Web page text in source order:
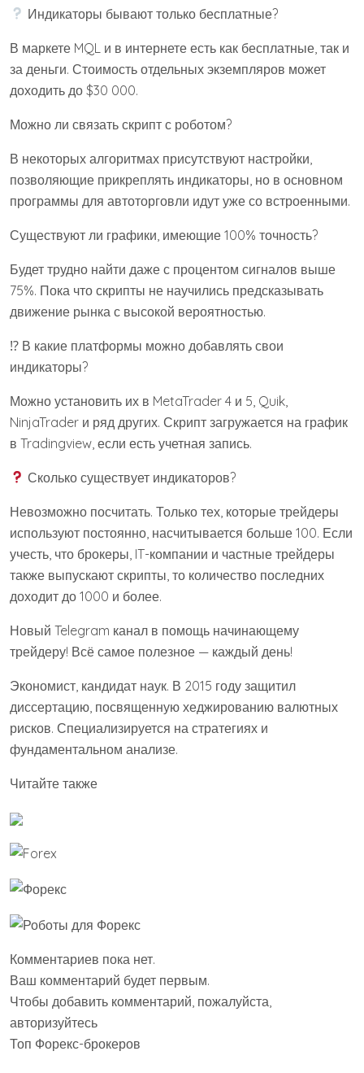
Индикаторы бывают только бесплатные?
В маркете MQL и в интернете есть как бесплатные, так и
за деньги. Стоимость отдельных экземпляров может
доходить до $30 000.
Можно ли связать скрипт с роботом?
В некоторых алгоритмах присутствуют настройки,
позволяющие прикреплять индикаторы, но в основном
программы для автоторговли идут уже со встроенными.
Существуют ли графики, имеющие 100% точность?
Будет трудно найти даже с процентом сигналов выше
75%. Пока что скрипты не научились предсказывать
движение рынка с высокой вероятностью.
⁉ В какие платформы можно добавлять свои
индикаторы?
Можно установить их в MetaTrader 4 и 5, Quik,
NinjaTrader и ряд других. Скрипт загружается на график
в Tradingview, если есть учетная запись.
Сколько существует индикаторов?
Невозможно посчитать. Только тех, которые трейдеры
используют постоянно, насчитывается больше 100. Если
учесть, что брокеры, IT-компании и частные трейдеры
также выпускают скрипты, то количество последних
доходит до 1000 и более.
Новый Telegram канал в помощь начинающему
трейдеру! Всё самое полезное — каждый день!
Экономист, кандидат наук. В 2015 году защитил
диссертацию, посвященную хеджированию валютных
рисков. Специализируется на стратегиях и
фундаментальном анализе.
Читайте также
Комментариев пока нет.
Ваш комментарий будет первым.
Чтобы добавить комментарий, пожалуйста,
авторизуйтесь
Топ Форекс-брокеров